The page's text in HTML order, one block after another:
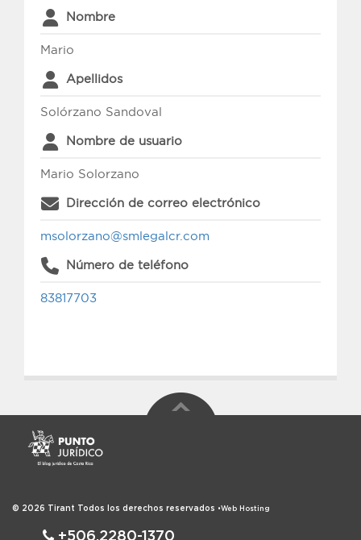
Nombre
Mario
Apellidos
Solórzano Sandoval
Nombre de usuario
Mario Solorzano
Dirección de correo electrónico
msolorzano@smlegalcr.com
Número de teléfono
83817703
© 2026 Tirant Todos los derechos reservados •Web Hosting
+506.2280-1370